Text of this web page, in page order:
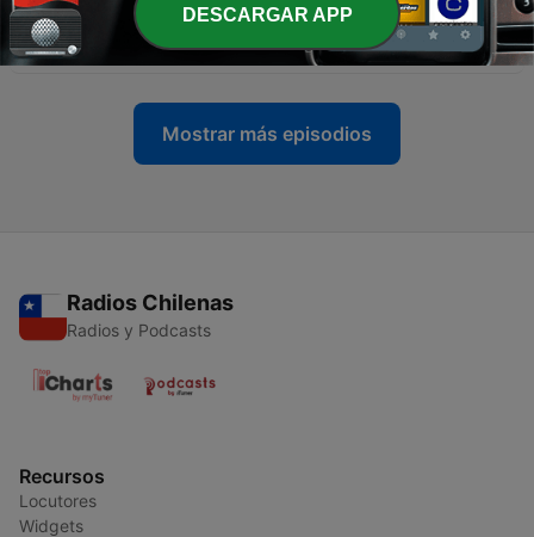
107 - 106. Intuición, Instinto o Miedo?
06 oct. 2025
Mostrar más episodios
Radios Chilenas
Radios y Podcasts
Recursos
Locutores
Widgets
DESCARGAR APP